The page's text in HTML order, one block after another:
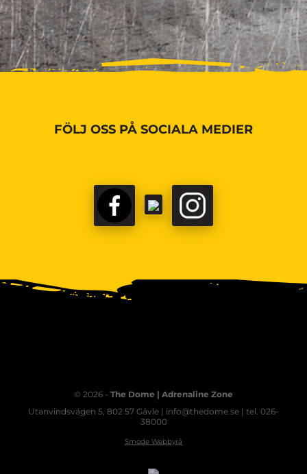
FÖLJ OSS PÅ SOCIALA MEDIER
© 2026 - The Dome | Adrenaline Zone
Utanvindsvägen 5, 802 57 Gävle | info@thedome.se | tel. 026-
38000
Smode Webbyrå